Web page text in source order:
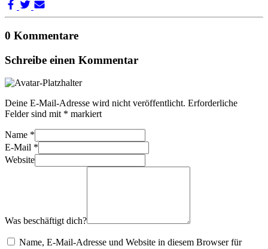
0 Kommentare
Schreibe einen Kommentar
Deine E-Mail-Adresse wird nicht veröffentlicht. Erforderliche
Felder sind mit * markiert
Name *
E-Mail *
Website
Was beschäftigt dich?
Name, E-Mail-Adresse und Website in diesem Browser für